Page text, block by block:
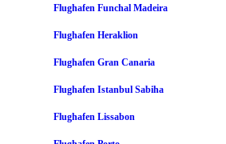
Flughafen Funchal Madeira
Flughafen Heraklion
Flughafen Gran Canaria
Flughafen Istanbul Sabiha
Flughafen Lissabon